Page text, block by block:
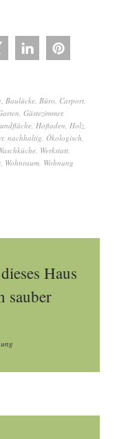
, Baulücke, Büro, Carport,
, Gästezimmer,
, Hofladen, Holz,
, nachhaltig, Ökologisch,
, Werkstatt,
, Wohnraum, Wohnung
Haus
sauber